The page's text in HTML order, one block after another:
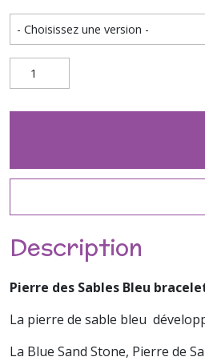
Description
Pierre des Sables Bleu
La pierre de sable bleu
La Blue Sand Stone, Pierre de